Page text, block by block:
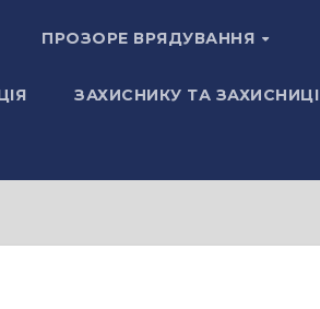
ПРОЗОРЕ ВРЯДУВАННЯ
ЗАХИСНИКУ ТА ЗАХИСНИЦІ